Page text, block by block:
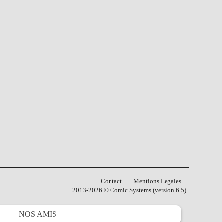
Contact
Mentions Légales
2013-2026 © Comic.Systems (version 6.5)
NOS AMIS